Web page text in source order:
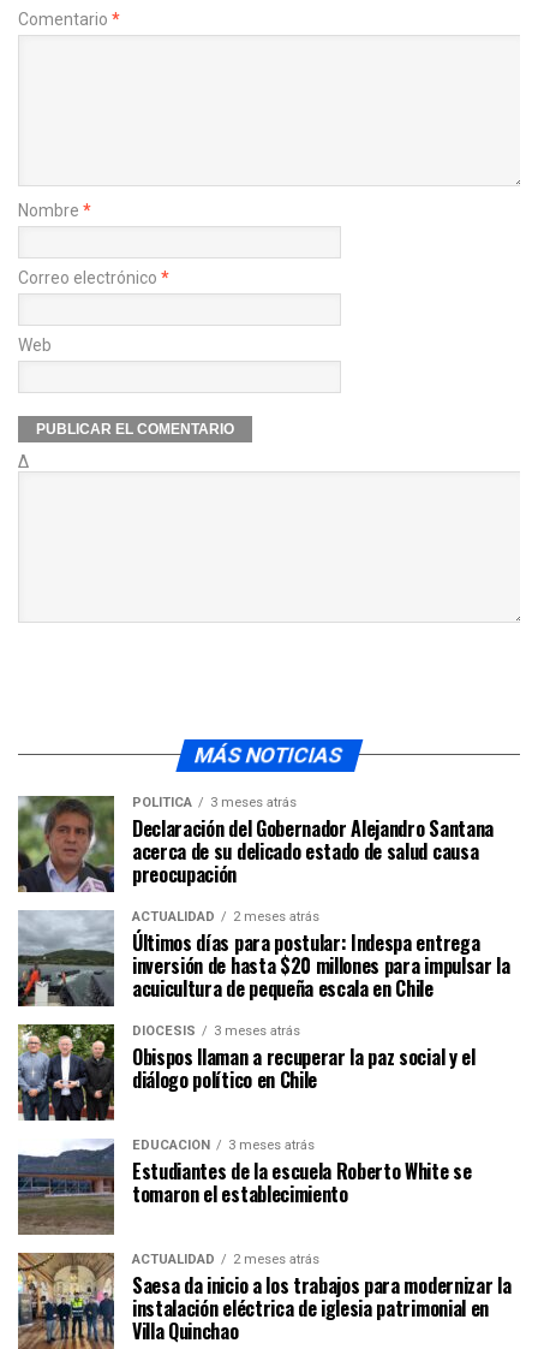
Comentario *
Nombre *
Correo electrónico *
Web
Δ
MÁS NOTICIAS
POLÍTICA 3 meses atrás
Declaración del Gobernador Alejandro Santana
acerca de su delicado estado de salud causa
preocupación
ACTUALIDAD 2 meses atrás
Últimos días para postular: Indespa entrega
inversión de hasta $20 millones para impulsar la
acuicultura de pequeña escala en Chile
DIÓCESIS 3 meses atrás
Obispos llaman a recuperar la paz social y el
diálogo político en Chile
EDUCACIÓN 3 meses atrás
Estudiantes de la escuela Roberto White se
tomaron el establecimiento
ACTUALIDAD 2 meses atrás
Saesa da inicio a los trabajos para modernizar la
instalación eléctrica de iglesia patrimonial en
Villa Quinchao